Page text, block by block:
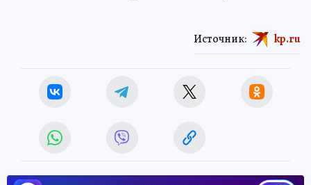
Источник: kp.ru